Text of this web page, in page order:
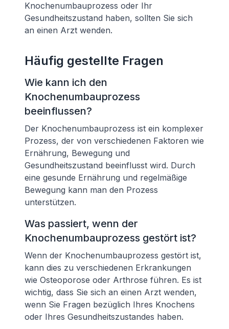
Knochenumbauprozess oder Ihr
Gesundheitszustand haben, sollten Sie sich
an einen Arzt wenden.
Häufig gestellte Fragen
Wie kann ich den
Knochenumbauprozess
beeinflussen?
Der Knochenumbauprozess ist ein komplexer
Prozess, der von verschiedenen Faktoren wie
Ernährung, Bewegung und
Gesundheitszustand beeinflusst wird. Durch
eine gesunde Ernährung und regelmäßige
Bewegung kann man den Prozess
unterstützen.
Was passiert, wenn der
Knochenumbauprozess gestört ist?
Wenn der Knochenumbauprozess gestört ist,
kann dies zu verschiedenen Erkrankungen
wie Osteoporose oder Arthrose führen. Es ist
wichtig, dass Sie sich an einen Arzt wenden,
wenn Sie Fragen bezüglich Ihres Knochens
oder Ihres Gesundheitszustandes haben.